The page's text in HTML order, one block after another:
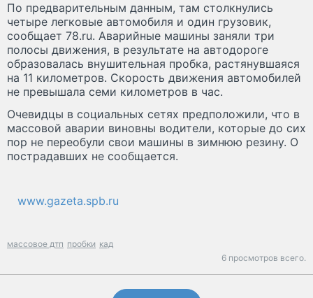
По предварительным данным, там столкнулись
четыре легковые автомобиля и один грузовик,
сообщает 78.ru. Аварийные машины заняли три
полосы движения, в результате на автодороге
образовалась внушительная пробка, растянувшаяся
на 11 километров. Скорость движения автомобилей
не превышала семи километров в час.
Очевидцы в социальных сетях предположили, что в
массовой аварии виновны водители, которые до сих
пор не переобули свои машины в зимнюю резину. О
пострадавших не сообщается.
www.gazeta.spb.ru
массовое дтп пробки кад
6 просмотров всего.